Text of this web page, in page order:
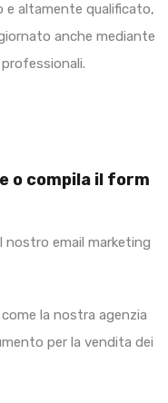
e altamente qualificato,
anche mediante
o compila il form
nostro email marketing
la nostra agenzia
per la vendita dei